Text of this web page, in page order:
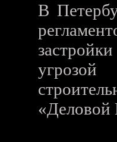
В
«Деловой